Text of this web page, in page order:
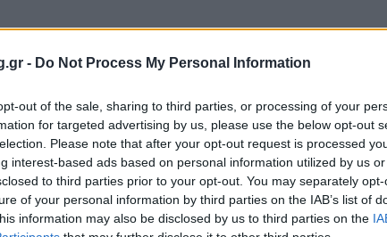
- Do Not Process My Personal Information
out of the sale, sharing to third parties, or processing of your
for targeted advertising by us, please use the below opt-out
Please note that after your opt-out request is processed
interest-based ads based on personal information utilized by us
to third parties prior to your opt-out. You may separately
of your personal information by third parties on the IAB’s list of
information may also be disclosed by us to third parties on the
μετανάστες από το 5ο Σ. Ν/Π